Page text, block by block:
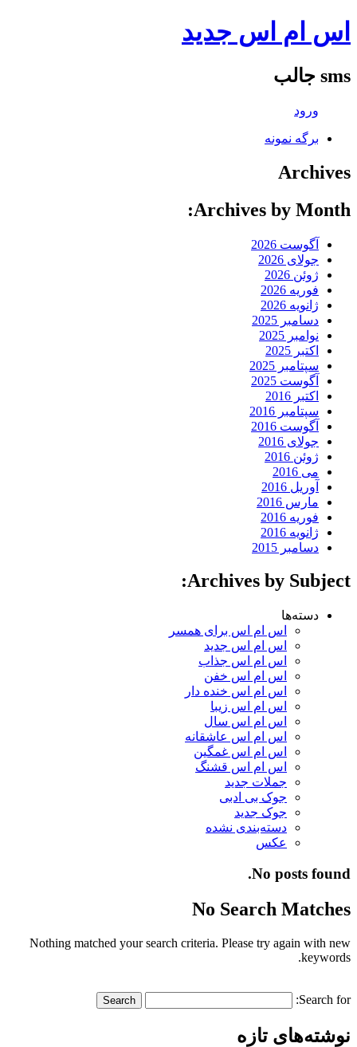
اس ام اس جدید
sms جالب
ورود
برگه نمونه
Archives
Archives by Month:
آگوست 2026
جولای 2026
ژوئن 2026
فوریه 2026
ژانویه 2026
دسامبر 2025
نوامبر 2025
اکتبر 2025
سپتامبر 2025
آگوست 2025
اکتبر 2016
سپتامبر 2016
آگوست 2016
جولای 2016
ژوئن 2016
می 2016
آوریل 2016
مارس 2016
فوریه 2016
ژانویه 2016
دسامبر 2015
Archives by Subject:
دسته‌ها
اس ام اس برای همسر
اس ام اس جدید
اس ام اس جذاب
اس ام اس خفن
اس ام اس خنده دار
اس ام اس زیبا
اس ام اس سال
اس ام اس عاشقانه
اس ام اس غمگین
اس ام اس قشنگ
جملات جدید
جوک بی ادبی
جوک جدید
دسته‌بندی نشده
عکس
No posts found.
No Search Matches
Nothing matched your search criteria. Please try again with new
keywords.
Search for:
نوشته‌های تازه